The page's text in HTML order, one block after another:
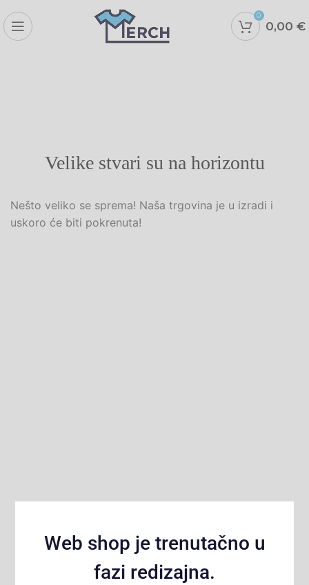
0
0,00 €
Velike stvari su na horizontu
Nešto veliko se sprema! Naša trgovina je u izradi i
uskoro će biti pokrenuta!
Web shop je trenutačno u
fazi redizajna.